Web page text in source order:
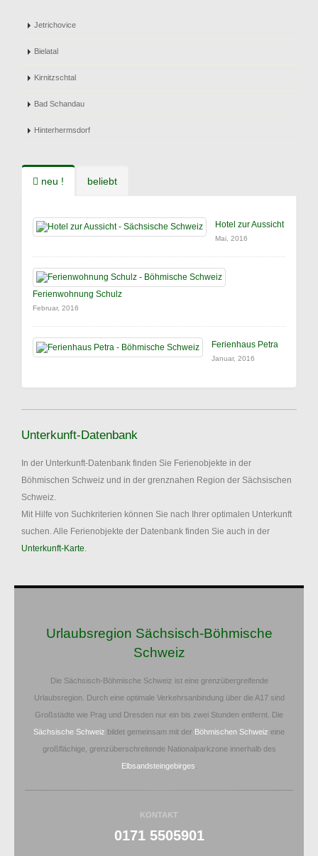
Jetrichovice
Bielatal
Kirnitzschtal
Bad Schandau
Hinterhermsdorf
neu ! beliebt
Hotel zur Aussicht
Mai, 2016
Ferienwohnung Schulz
Februar, 2016
Ferienhaus Petra
Januar, 2016
Unterkunft-Datenbank
In der Unterkunft-Datenbank finden Sie Ferienobjekte in der
Böhmischen Schweiz und in der grenznahen Region der Sächsischen
Schweiz.
Mit Hilfe von Suchkriterien können Sie nach Ihrer optimalen Unterkunft
suchen. Alle Ferienobjekte der Datenbank finden Sie auch in der
Unterkunft-Karte.
Urlaubsregion Sächsisch-Böhmische
Schweiz
Die Sächsisch-Böhmische Schweiz ist eine grenzübergreifende
Urlaubsregion. Durch eine optimale Verkehrsanbindung über die A17 sind
Großstädte wie Prag und Dresden nur ein bis zwei Stunden entfernt. Die
Sächsische Schweiz bildet gemeinsam mit der Böhmischen Schweiz eine
großflächige, grenzüberschreitende Nationalparkzone innerhalb des
Elbsandsteingebirges
KONTAKT
0171 5505901